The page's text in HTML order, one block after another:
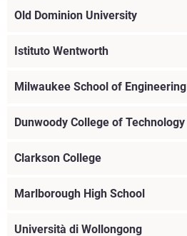
Scaricare PDF
Old Dominion University
Istituto Wentworth
Milwaukee School of Engineering
Dunwoody College of Technology
Clarkson College
Marlborough High School
Università di Wollongong